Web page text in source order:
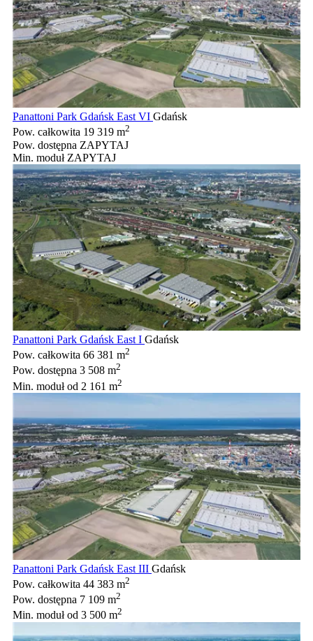
Panattoni Park Gdańsk East VI Gdańsk
Pow. całkowita 19 319 m2
Pow. dostępna ZAPYTAJ
Min. moduł ZAPYTAJ
Panattoni Park Gdańsk East I Gdańsk
Pow. całkowita 66 381 m2
Pow. dostępna 3 508 m2
Min. modułod 2 161 m2
Panattoni Park Gdańsk East III Gdańsk
Pow. całkowita 44 383 m2
Pow. dostępna 7 109 m2
Min. modułod 3 500 m2